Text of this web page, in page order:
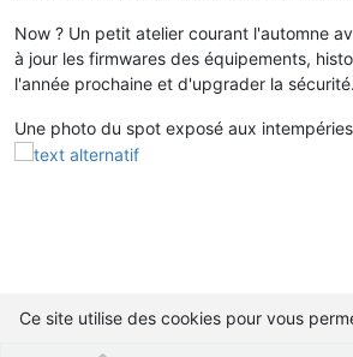
Now ? Un petit atelier courant l'automne
à jour les firmwares des équipements,
l'année prochaine et d'upgrader la sécurité.
Une photo du spot exposé aux
Ce site utilise des cookies pour vous